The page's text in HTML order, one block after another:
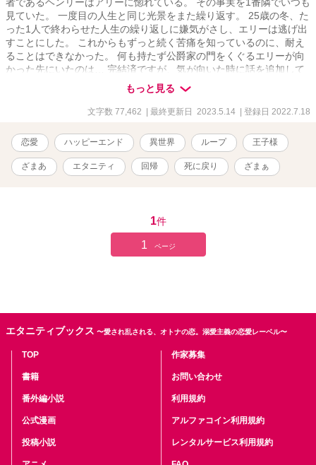
見ていた。 一度目の人生と同じ光景をまた繰り返す。 25歳の冬、た
った1人で終わらせた人生の繰り返しに嫌気がさし、エリーは逃げ出
すことにした。 これからもずっと続く苦痛を知っているのに、耐え
ることはできなかった。 何も持たず公爵家の門をくぐるエリーが向
かった先にいたのは… 完結済ですが、気が向いた時に話を追加して
もっと見る
文字数 77,462 | 最終更新日 2023.5.14 | 登録日 2022.7.18
恋愛 ハッピーエンド 異世界 ループ 王子様
ざまあ エタニティ 回帰 死に戻り ざまぁ
1件
1 ページ
エタニティブックス 〜愛され乱される、オトナの恋。溺愛主義の恋愛レーベル〜
TOP
書籍
番外編小説
公式漫画
投稿小説
作家募集
お問い合わせ
利用規約
アルファコイン利用規約
レンタルサービス利用規約